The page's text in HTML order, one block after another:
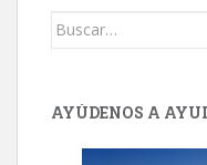
Buscar:
AYÚDENOS A